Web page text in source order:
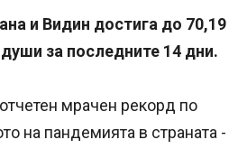
и Видин достига до 70,19
за последните 14 дни.
мрачен рекорд по
на пандемията в страната -